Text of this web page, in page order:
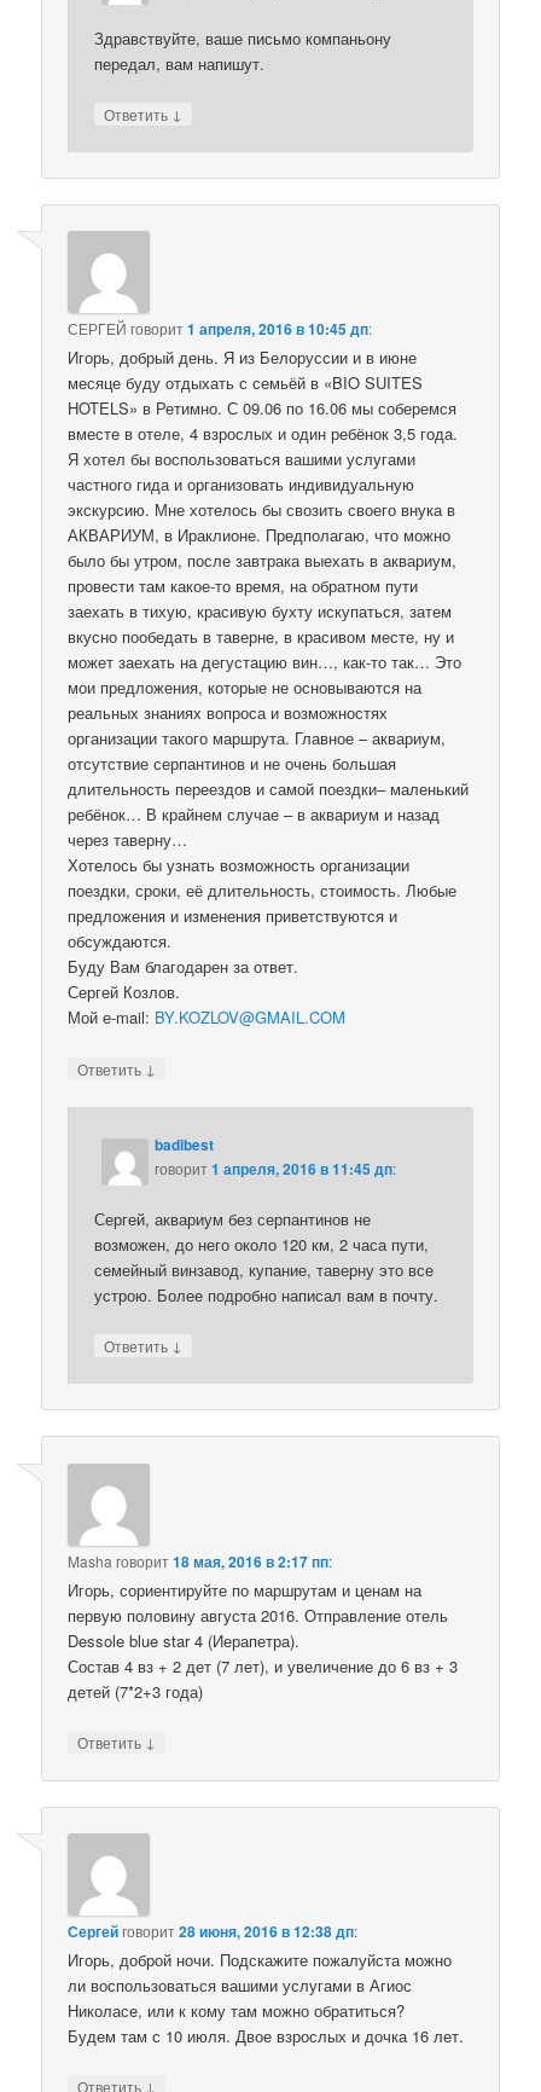
Здравствуйте, ваше письмо компаньону
передал, вам напишут.
Ответить ↓
СЕРГЕЙ говорит1 апреля, 2016 в 10:45 дп:
Игорь, добрый день. Я из Белоруссии и в июне
месяце буду отдыхать с семьёй в «BIO SUITES
HOTELS» в Ретимно. С 09.06 по 16.06 мы соберемся
вместе в отеле, 4 взрослых и один ребёнок 3,5 года.
Я хотел бы воспользоваться вашими услугами
частного гида и организовать индивидуальную
экскурсию. Мне хотелось бы свозить своего внука в
АКВАРИУМ, в Ираклионе. Предполагаю, что можно
было бы утром, после завтрака выехать в аквариум,
провести там какое-то время, на обратном пути
заехать в тихую, красивую бухту искупаться, затем
вкусно пообедать в таверне, в красивом месте, ну и
может заехать на дегустацию вин…, как-то так… Это
мои предложения, которые не основываются на
реальных знаниях вопроса и возможностях
организации такого маршрута. Главное – аквариум,
отсутствие серпантинов и не очень большая
длительность переездов и самой поездки– маленький
ребёнок… В крайнем случае – в аквариум и назад
через таверну…
Хотелось бы узнать возможность организации
поездки, сроки, её длительность, стоимость. Любые
предложения и изменения приветствуются и
обсуждаются.
Буду Вам благодарен за ответ.
Сергей Козлов.
Мой е-mail: BY.KOZLOV@GMAIL.COM
Ответить ↓
badibest
говорит1 апреля, 2016 в 11:45 дп:
Сергей, аквариум без серпантинов не
возможен, до него около 120 км, 2 часа пути,
семейный винзавод, купание, таверну это все
устрою. Более подробно написал вам в почту.
Ответить ↓
Masha говорит18 мая, 2016 в 2:17 пп:
Игорь, сориентируйте по маршрутам и ценам на
первую половину августа 2016. Отправление отель
Dessole blue star 4 (Иерапетра).
Состав 4 вз + 2 дет (7 лет), и увеличение до 6 вз + 3
детей (7*2+3 года)
Ответить ↓
Сергейговорит28 июня, 2016 в 12:38 дп:
Игорь, доброй ночи. Подскажите пожалуйста можно
ли воспользоваться вашими услугами в Агиос
Николасе, или к кому там можно обратиться?
Будем там с 10 июля. Двое взрослых и дочка 16 лет.
Ответить ↓